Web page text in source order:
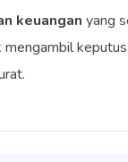
keuangan yang